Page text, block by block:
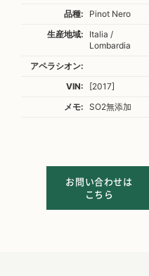
品種:
Pinot Nero
生産地域:
Italia /
Lombardia
アペラシオン:
VIN:
[2017]
メモ:
SO2無添加
お問い合わせは
こちら